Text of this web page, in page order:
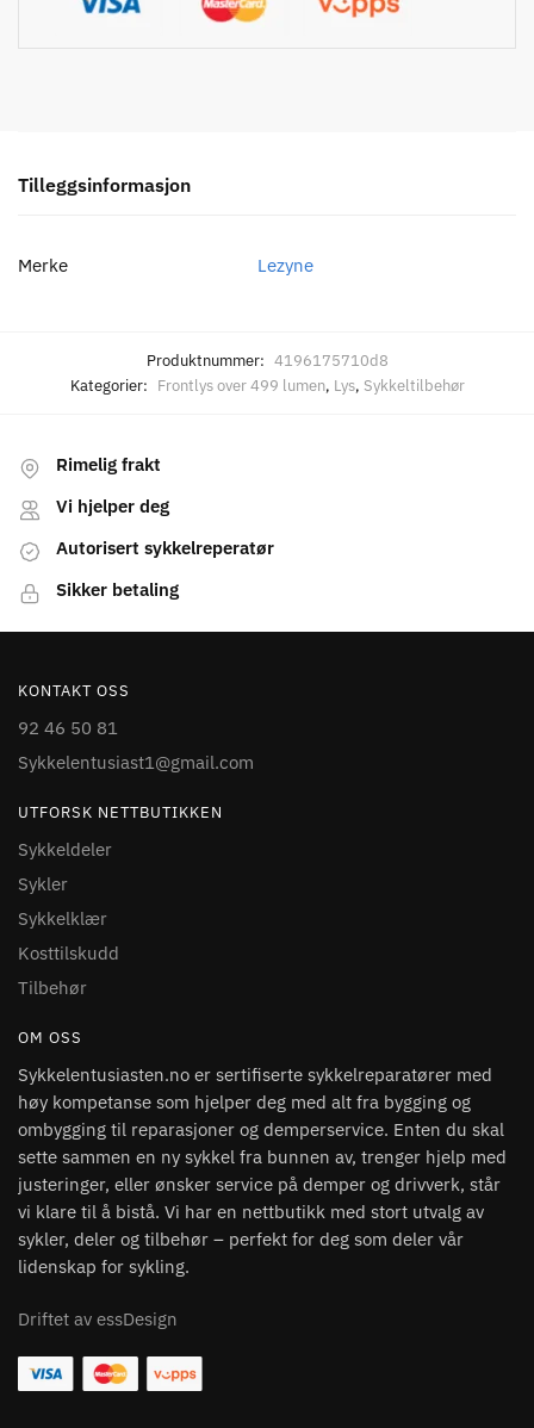
Tilleggsinformasjon
Merke Lezyne
Produktnummer: 4196175710d8
Kategorier: Frontlys over 499 lumen, Lys, Sykkeltilbehør
Rimelig frakt
Vi hjelper deg
Autorisert sykkelreperatør
Sikker betaling
KONTAKT OSS
92 46 50 81
Sykkelentusiast1@gmail.com
UTFORSK NETTBUTIKKEN
Sykkeldeler
Sykler
Sykkelklær
Kosttilskudd
Tilbehør
OM OSS
Sykkelentusiasten.no er sertifiserte sykkelreparatører med
høy kompetanse som hjelper deg med alt fra bygging og
ombygging til reparasjoner og demperservice. Enten du skal
sette sammen en ny sykkel fra bunnen av, trenger hjelp med
justeringer, eller ønsker service på demper og drivverk, står
vi klare til å bistå. Vi har en nettbutikk med stort utvalg av
sykler, deler og tilbehør – perfekt for deg som deler vår
lidenskap for sykling.
Driftet av essDesign